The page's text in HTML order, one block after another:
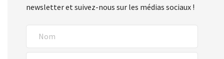
newsletter et suivez-nous sur les médias sociaux !